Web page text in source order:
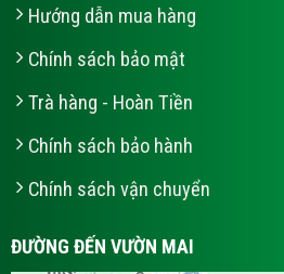
Hướng dẫn mua hàng
Chính sách bảo mật
Trà hàng - Hoàn Tiền
Chính sách bảo hành
Chính sách vận chuyển
ĐƯỜNG ĐẾN VƯỜN MAI